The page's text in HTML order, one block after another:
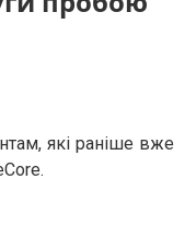
які раніше вже